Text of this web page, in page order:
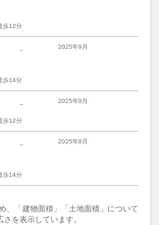
歩12分
2025年9月
--
歩14分
2025年9月
--
歩12分
2025年8月
--
歩14分
、「建物面積」「土地面積」について
を表示しています。